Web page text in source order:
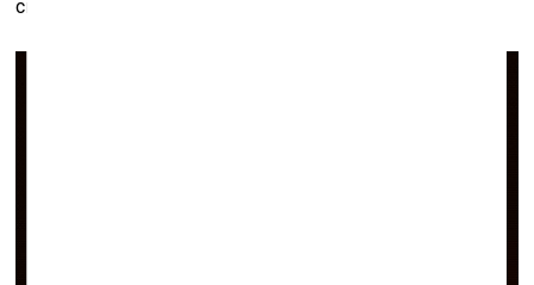
citas labākajā gadījumā var izmantot kā glāžu paliktņus.